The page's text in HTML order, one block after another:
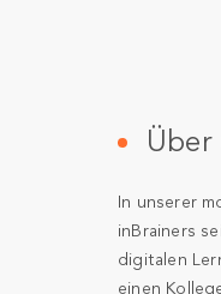
Über
In unserer
inBrainers
digitalen
einen